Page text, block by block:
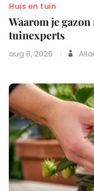
Huis en tuin
Waarom je
tuinexperts
aug 8, 2026